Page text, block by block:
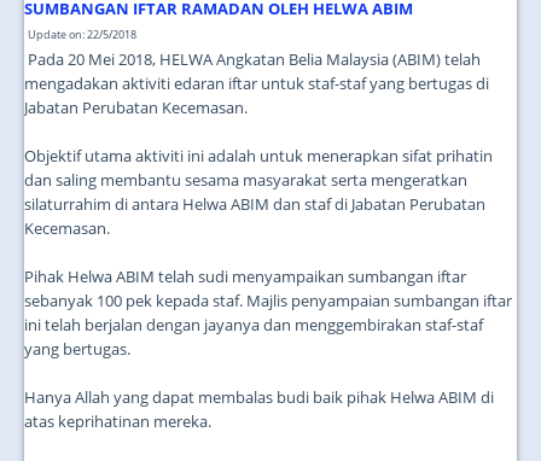
MAPS & LOCATION
SSO
SUMBANGAN IFTAR RAMADAN OLEH HELWA ABIM
Update on: 22/5/2018
Pada 20 Mei 2018, HELWA Angkatan Belia Malaysia (ABIM) telah
mengadakan aktiviti edaran iftar untuk staf-staf yang bertugas di
Jabatan Perubatan Kecemasan.
Objektif utama aktiviti ini adalah untuk menerapkan sifat prihatin
dan saling membantu sesama masyarakat serta mengeratkan
silaturrahim di antara Helwa ABIM dan staf di Jabatan Perubatan
Kecemasan.
Pihak Helwa ABIM telah sudi menyampaikan sumbangan iftar
sebanyak 100 pek kepada staf. Majlis penyampaian sumbangan iftar
ini telah berjalan dengan jayanya dan menggembirakan staf-staf
yang bertugas.
Hanya Allah yang dapat membalas budi baik pihak Helwa ABIM di
atas keprihatinan mereka.